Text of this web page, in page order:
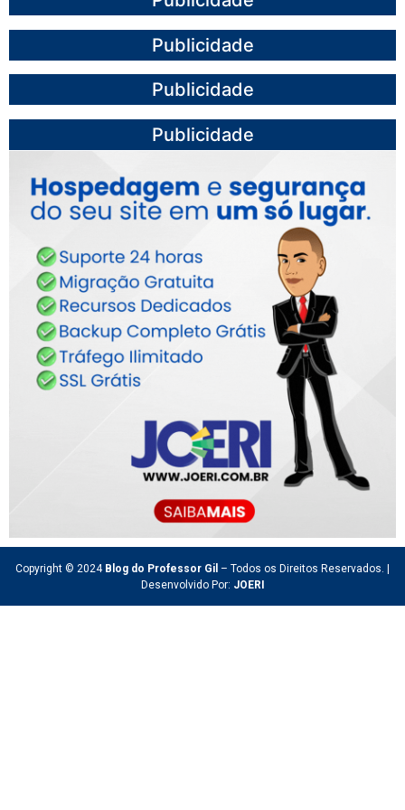
Publicidade
Publicidade
Publicidade
Copyright © 2024 Blog do Professor Gil – Todos os Direitos Reservados. |
Desenvolvido Por: JOERI